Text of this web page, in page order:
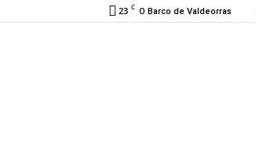
23 C O Barco de Valdeorras